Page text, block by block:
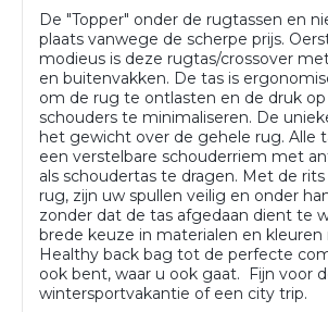
De "Topper" onder de rugtassen en
plaats vanwege de scherpe prijs.
modieus is deze rugtas/crossover
en buitenvakken. De tas is
om de rug te ontlasten en de druk
schouders te minimaliseren. De
het gewicht over de gehele rug. Alle
een verstelbare schouderriem met
als schoudertas te dragen. Met de
rug, zijn uw spullen veilig en onder
zonder dat de tas afgedaan dient te
brede keuze in materialen en kleuren
Healthy back bag tot de perfecte
ook bent, waar u ook gaat. Fijn voor
wintersportvakantie of een city trip.